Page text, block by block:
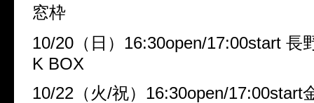
窓枠
10/20 （日） 16:30open/17:00start 長
K BOX
10/22 （火/祝） 16:30open/17:00start